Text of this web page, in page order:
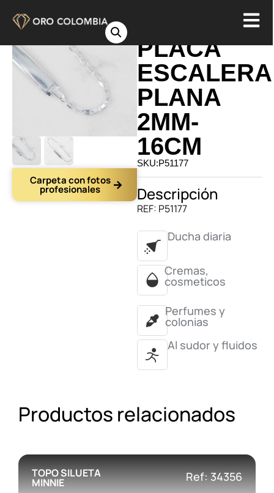
Carpeta con fotos
profesionales
PULSERA
PLACA
ESCALERA
PLANA
2MM-
16CM
SKU:P51177
Descripción
REF: P51177
Ducha diaria
Cremas,
cosmeticos
Perfumes y
colonias
Al sudor y fluidos
Productos relacionados
TOPO SILUETA
MINNIE Ref: 34356